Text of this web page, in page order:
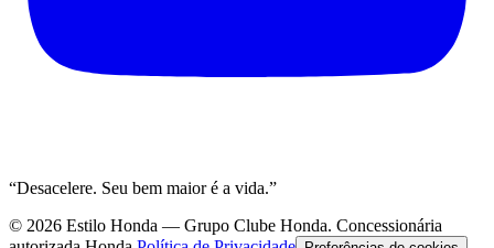
“Desacelere. Seu bem maior é a vida.”
© 2026 Estilo Honda — Grupo Clube Honda. Concessionária